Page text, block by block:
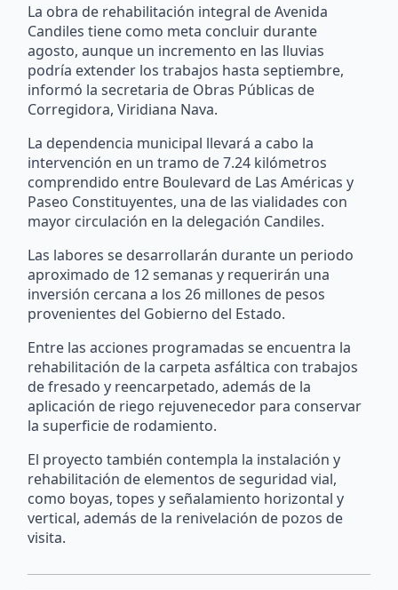
La obra de rehabilitación integral de Avenida
Candiles tiene como meta concluir durante
agosto, aunque un incremento en las lluvias
podría extender los trabajos hasta septiembre,
informó la secretaria de Obras Públicas de
Corregidora, Viridiana Nava.
La dependencia municipal llevará a cabo la
intervención en un tramo de 7.24 kilómetros
comprendido entre Boulevard de Las Américas y
Paseo Constituyentes, una de las vialidades con
mayor circulación en la delegación Candiles.
Las labores se desarrollarán durante un periodo
aproximado de 12 semanas y requerirán una
inversión cercana a los 26 millones de pesos
provenientes del Gobierno del Estado.
Entre las acciones programadas se encuentra la
rehabilitación de la carpeta asfáltica con trabajos
de fresado y reencarpetado, además de la
aplicación de riego rejuvenecedor para conservar
la superficie de rodamiento.
El proyecto también contempla la instalación y
rehabilitación de elementos de seguridad vial,
como boyas, topes y señalamiento horizontal y
vertical, además de la renivelación de pozos de
visita.